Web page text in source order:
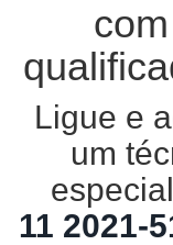
Ligue e
um
11 2021-